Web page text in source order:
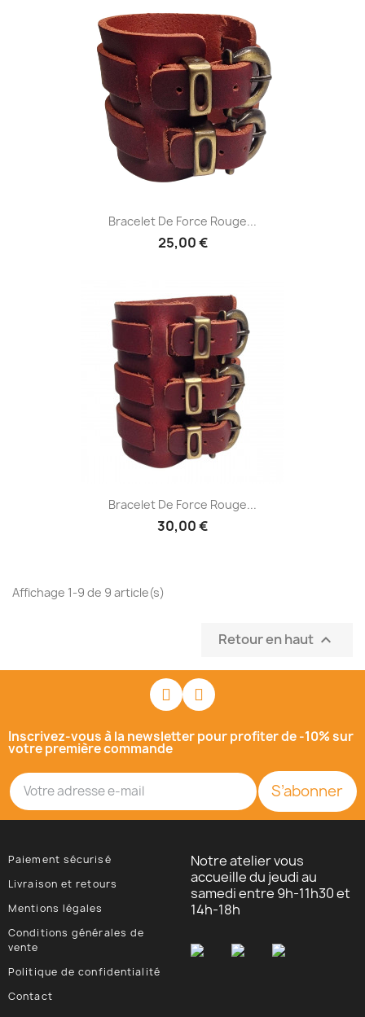
Bracelet De Force Rouge...
25,00 €
Bracelet De Force Rouge...
30,00 €
Affichage 1-9 de 9 article(s)
Retour en haut 
Inscrivez-vous à la newsletter pour profiter de -10% sur
votre première commande
S’abonner
Paiement sécurisé
Livraison et retours
Mentions légales
Conditions générales de
vente
Politique de confidentialité
Contact
Notre atelier vous
accueille du jeudi au
samedi entre 9h-11h30 et
14h-18h